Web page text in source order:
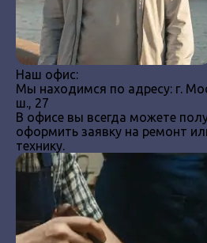
Наш офис:
Мы находимся по адресу: г.
ш., 27
В офисе вы всегда можете
оформить заявку на ремонт
технику.